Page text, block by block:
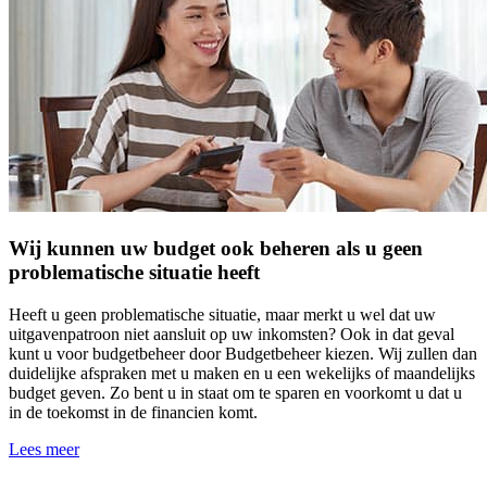
Wij kunnen uw budget ook beheren als u geen
problematische situatie heeft
Heeft u geen problematische situatie, maar merkt u wel dat uw
uitgavenpatroon niet aansluit op uw inkomsten? Ook in dat geval
kunt u voor budgetbeheer door Budgetbeheer kiezen. Wij zullen dan
duidelijke afspraken met u maken en u een wekelijks of maandelijks
budget geven. Zo bent u in staat om te sparen en voorkomt u dat u
in de toekomst in de financien komt.
Lees meer